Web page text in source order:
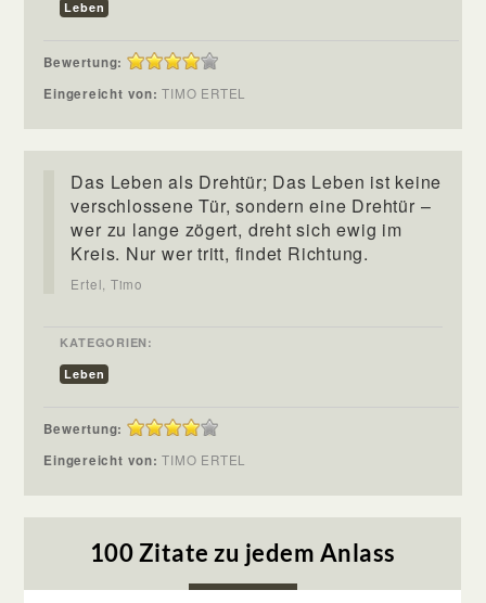
Leben
Bewertung:
Eingereicht von:TIMO ERTEL
Das Leben als Drehtür; Das Leben ist keine
verschlossene Tür, sondern eine Drehtür –
wer zu lange zögert, dreht sich ewig im
Kreis. Nur wer tritt, findet Richtung.
Ertel, Timo
KATEGORIEN:
Leben
Bewertung:
Eingereicht von:TIMO ERTEL